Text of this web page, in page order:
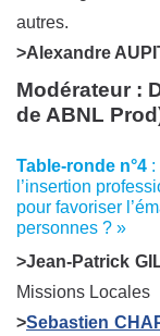
autres.
>Alexandre
Modérateur :
de ABNL
Table-ronde n°4 :
l’insertion
pour favoriser
personnes ? »
>Jean-Patrick
Missions Locales
>Sebastien